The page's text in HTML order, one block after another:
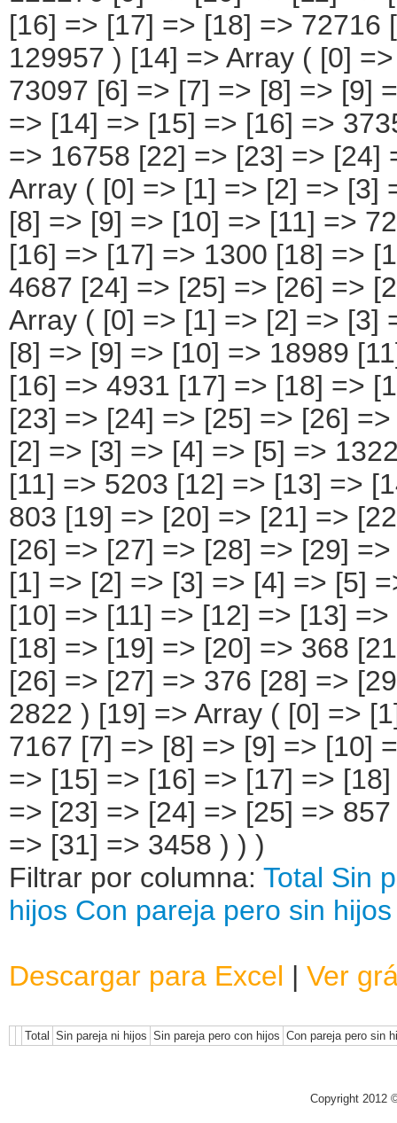
Filtrar por columna: Total Sin
hijos Con pareja pero sin hijos
Descargar para Excel | Ver
Total Sin pareja ni hijos Sin pareja pero con hijos Con pareja pero sin
Copyright 2012